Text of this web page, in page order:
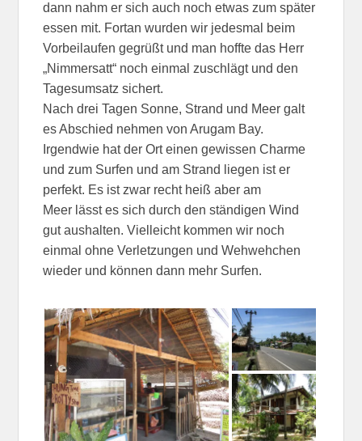
dann nahm er sich auch noch etwas zum später
essen mit. Fortan wurden wir jedesmal beim
Vorbeilaufen gegrüßt und man hoffte das Herr
„Nimmersatt“ noch einmal zuschlägt und den
Tagesumsatz sichert.
Nach drei Tagen Sonne, Strand und Meer galt
es Abschied nehmen von Arugam Bay.
Irgendwie hat der Ort einen gewissen Charme
und zum Surfen und am Strand liegen ist er
perfekt. Es ist zwar recht heiß aber am
Meer lässt es sich durch den ständigen Wind
gut aushalten. Vielleicht kommen wir noch
einmal ohne Verletzungen und Wehwehchen
wieder und können dann mehr Surfen.